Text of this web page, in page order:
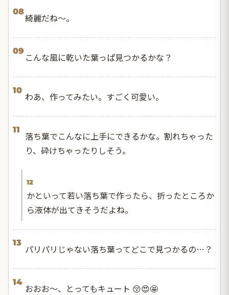
08
綺麗だね〜。
09
こんな風に乾いた葉っぱ見つかるかな？
10
わあ、作ってみたい。すごく可愛い。
11
落ち葉でこんなに上手にできるかな。割れちゃった
り、砕けちゃったりしそう。
12
かといって若い落ち葉で作ったら、折ったところか
ら液体が出てきそうだよね。
13
パリパリじゃない落ち葉ってどこで見つかるの…？
14
おおお〜、とってもキュート 😚😍🤩